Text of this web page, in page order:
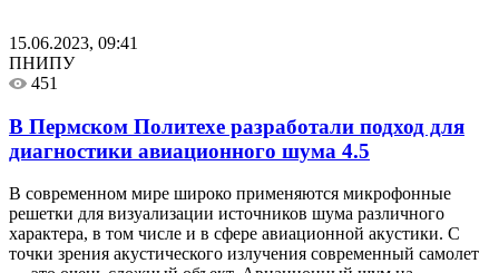
15.06.2023, 09:41
ПНИПУ
451
В Пермском Политехе разработали подход для
диагностики авиационного шума 4.5
В современном мире широко применяются микрофонные
решетки для визуализации источников шума различного
характера, в том числе и в сфере авиационной акустики. С
точки зрения акустического излучения современный самолет